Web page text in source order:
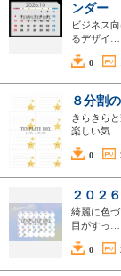
ンダー
ビジネス
るデザイ…
0
８分割
きらきら
楽しい気…
0
２０２
綺麗に色
目がすっ…
0